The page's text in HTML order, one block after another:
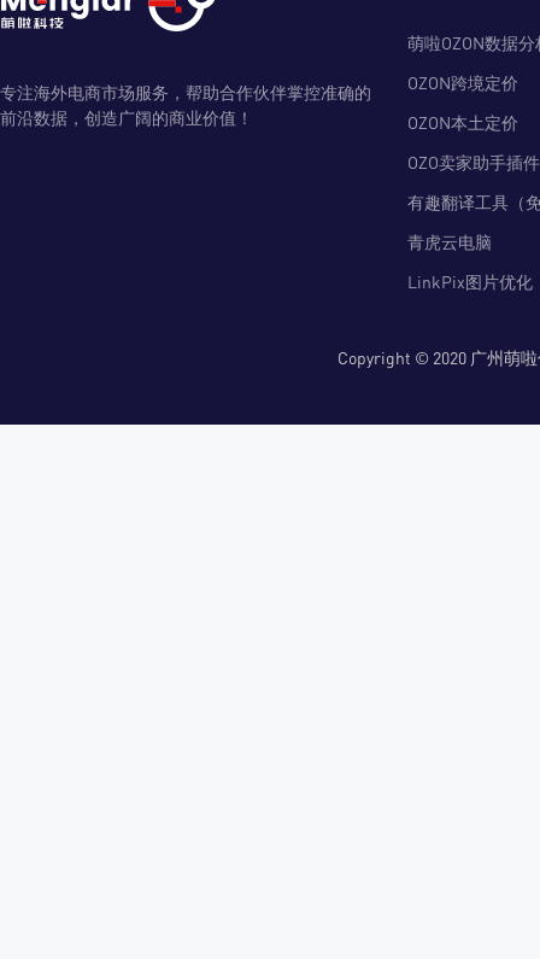
专注海外电商市场服务，帮助合作伙伴掌控准确的
前沿数据，创造广阔的商业价值！
萌啦OZON数据分
OZON跨境定价
OZON本土定价
OZO卖家助手插件
有趣翻译工具（
青虎云电脑
LinkPix图片优化
Copyright © 2020 广州萌